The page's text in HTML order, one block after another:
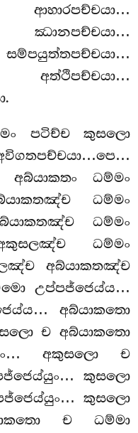
පටිච්ච කුසලො
ධම්මං
ධම්මං
ධම්මං
ධම්මං
අබ්යාකතඤ්ච
උප්පජ්ජෙය්ය…
අබ්යාකතො
ච අබ්යාකතො
අකුසලො ච
කුසලො
කුසලො
ච ධම්මා